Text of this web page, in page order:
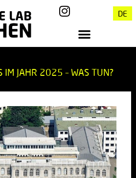
DE
IM JAHR 2025 – WAS TUN?